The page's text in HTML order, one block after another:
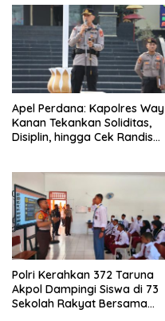
Apel Perdana: Kapolres Way
Kanan Tekankan Soliditas,
Disiplin, hingga Cek Randis
Polri Kerahkan 372 Taruna
Akpol Dampingi Siswa di 73
Sekolah Rakyat Bersama